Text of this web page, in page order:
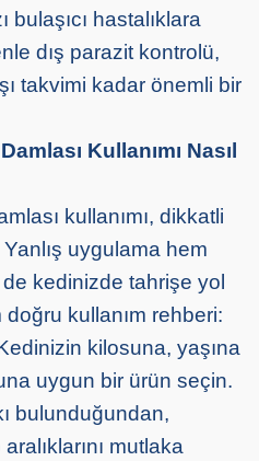
bulaşıcı hastalıklara
dış parazit kontrolü,
takvimi kadar önemli bir
Kullanımı Nasıl
kullanımı, dikkatli
uygulama hem
kedinizde tahrişe yol
doğru kullanım rehberi:
kilosuna, yaşına
uygun bir ürün seçin.
bulunduğundan,
mutlaka